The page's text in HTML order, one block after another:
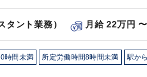
ント業務） 月給 22万円
時間未満 所定労働時間8時間未満 駅か